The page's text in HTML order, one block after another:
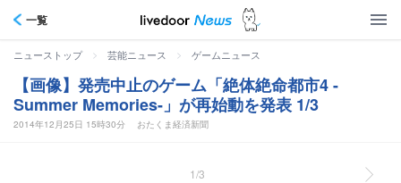
一覧
ニューストップ > 芸能ニュース > ゲームニュース
【画像】発売中止のゲーム「絶体絶命都市4 -
Summer Memories-」が再始動を発表 1/3
2014年12月25日 15時30分 おたくま経済新聞
1/3